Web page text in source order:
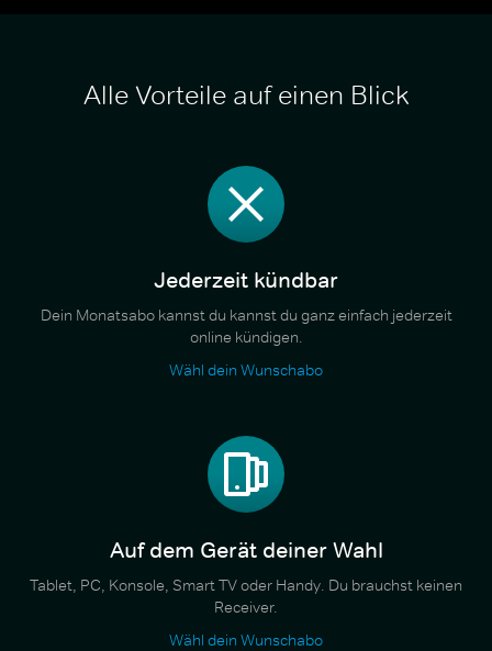
Alle Vorteile auf einen Blick
Jederzeit kündbar
Dein Monatsabo kannst du kannst du ganz einfach jederzeit
online kündigen.
Wähl dein Wunschabo
Auf dem Gerät deiner Wahl
Tablet, PC, Konsole, Smart TV oder Handy. Du brauchst keinen
Receiver.
Wähl dein Wunschabo